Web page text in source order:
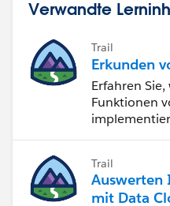
Verwandte
Trail
Erkunden
Erfahren
Funktionen
Trail
Auswerten
mit Data